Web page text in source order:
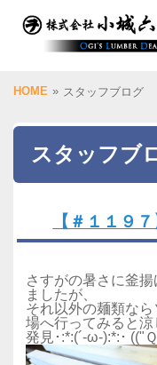
HOME » スタッフブログ
スタッフブ
【＃１１９
さすがの暑さに釜
ましたが、
それ以外の麺類な
場へ行ってみると
発見･:*:(´-ω-):*:･ (("